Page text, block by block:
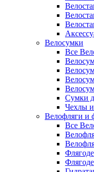
Велосумки
Все
Сумки
Чехлы и
Велофляги и
Все